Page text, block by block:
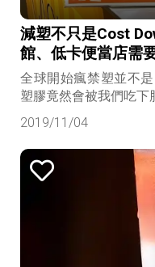
減塑不只是Cost
館、低卡便當店需
全球開始瘋禁塑並不
塑膠竟然會被我們吃下
2019/11/04